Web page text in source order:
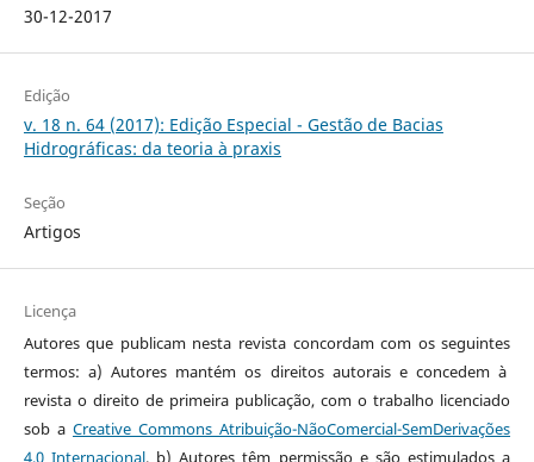
30-12-2017
Edição
v. 18 n. 64 (2017): Edição Especial - Gestão de Bacias
Hidrográficas: da teoria à praxis
Seção
Artigos
Licença
Autores que publicam nesta revista concordam com os seguintes
termos: a) Autores mantém os direitos autorais e concedem à
revista o direito de primeira publicação, com o trabalho licenciado
sob a Creative Commons Atribuição-NãoComercial-SemDerivações
4.0 Internacional. b) Autores têm permissão e são estimulados a